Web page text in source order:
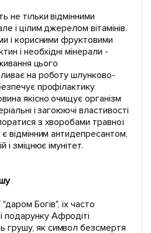
не тільки відмінними
і цілим джерелом вітамінів.
і корисними фруктовими
і необхідні мінерали -
цього
на роботу шлунково-
профілактику
якісно очищує організм
і загоюючі властивості
з хворобами травної
відмінним антидепресантом,
і зміцнює імунітет.
Богів", їх часто
подарунку Афродіті
грушу, як символ безсмертя